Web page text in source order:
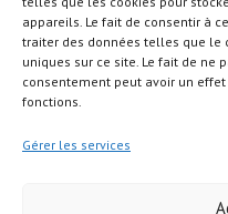
appareils. Le fait de consentir à
traiter des données telles que le
uniques sur ce site. Le fait de ne
consentement peut avoir un
fonctions.
Gérer les services